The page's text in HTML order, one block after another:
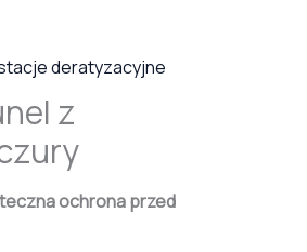
deratyzacyjne
z
ochrona przed